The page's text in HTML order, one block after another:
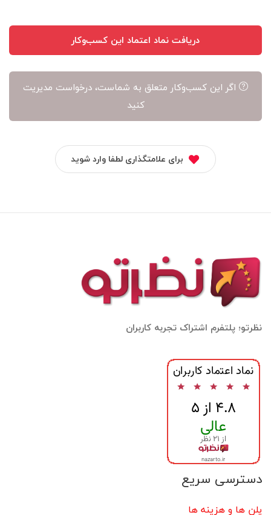
دریافت نماد اعتماد این کسب‌وکار
اگر این کسب‌وکار متعلق به شماست، درخواست مدیریت
کنید
برای علامتگذاری لطفا وارد شوید
نظرتو؛ پلتفرم اشتراک تجربه کاربران
دسترسی سریع
پلن ها و هزینه ها